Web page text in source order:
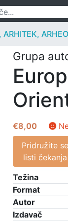
Grupa
€8,00
Pridružite se
listi čekanja
Težina
Format
Autor
Izdavač